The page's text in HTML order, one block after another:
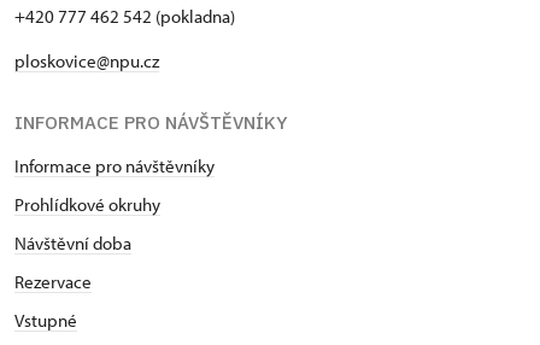
+420 777 462 542 (pokladna)
ploskovice@npu.cz
INFORMACE PRO NÁVŠTĚVNÍKY
Informace pro návštěvníky
Prohlídkové okruhy
Návštěvní doba
Rezervace
Vstupné